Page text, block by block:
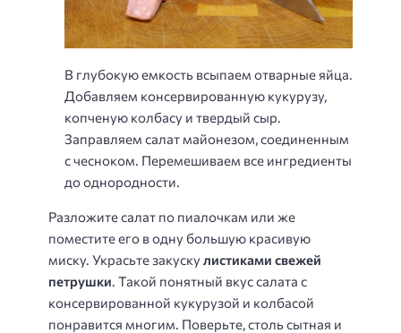
В глубокую емкость всыпаем отварные яйца.
Добавляем консервированную кукурузу,
копченую колбасу и твердый сыр.
Заправляем салат майонезом, соединенным
с чесноком. Перемешиваем все ингредиенты
до однородности.
Разложите салат по пиалочкам или же
поместите его в одну большую красивую
миску. Украсьте закускулистиками свежей
петрушки. Такой понятный вкус салата с
консервированной кукурузой и колбасой
понравится многим. Поверьте, столь сытная и